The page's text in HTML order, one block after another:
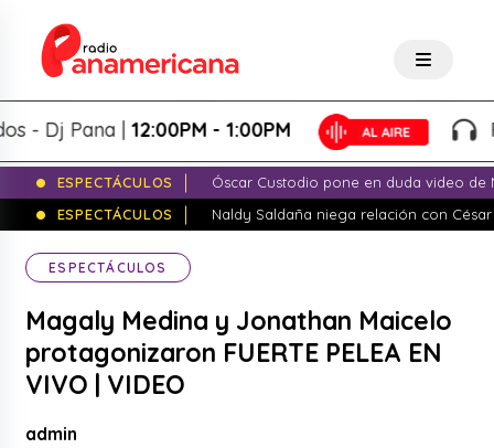
Pana |12:00PM - 1:00PM
ESPECTÁCULOS
Óscar Custodio pone en duda video de
ESPECTÁCULOS
Naldy Saldaña niega relación con
ESPECTÁCULOS
Magaly Medina y Jonathan Maicelo
protagonizaron FUERTE PELEA EN
VIVO | VIDEO
admin